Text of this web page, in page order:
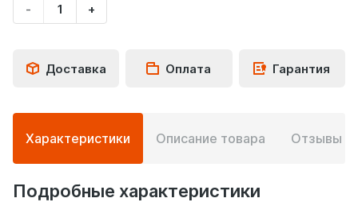
-
Укажите
количество
+
Доставка Оплата Гарантия
Подробная
информация
о
товаре
Характеристики Описание товара Отзывы
Подробные характеристики